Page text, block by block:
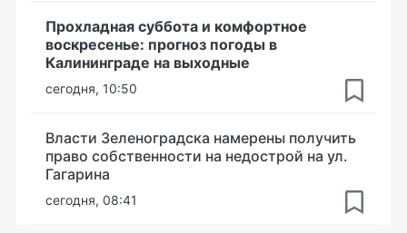
Прохладная суббота и комфортное
воскресенье: прогноз погоды в
Калининграде на выходные
сегодня, 10:50
Власти Зеленоградска намерены получить
право собственности на недострой на ул.
Гагарина
сегодня, 08:41